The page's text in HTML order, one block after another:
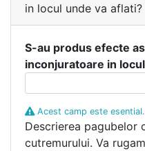
in locul unde va aflati?
S-au produs efecte
inconjuratoare in
Acest camp este
Descrierea pagubelor
cutremurului. Va